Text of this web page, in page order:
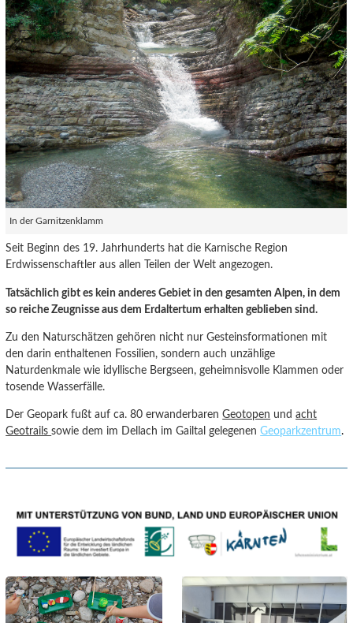
In der Garnitzenklamm
Seit Beginn des 19. Jahrhunderts hat die Karnische Region
Erdwissenschaftler aus allen Teilen der Welt angezogen.
Tatsächlich gibt es kein anderes Gebiet in den gesamten Alpen, in dem
so reiche Zeugnisse aus dem Erdaltertum erhalten geblieben sind.
Zu den Naturschätzen gehören nicht nur Gesteinsformationen mit
den darin enthaltenen Fossilien, sondern auch unzählige
Naturdenkmale wie idyllische Bergseen, geheimnisvolle Klammen oder
tosende Wasserfälle.
Der Geopark fußt auf ca. 80 erwanderbarenGeotopen undacht
Geotrailssowie dem im Dellach im Gailtal gelegenenGeoparkzentrum.